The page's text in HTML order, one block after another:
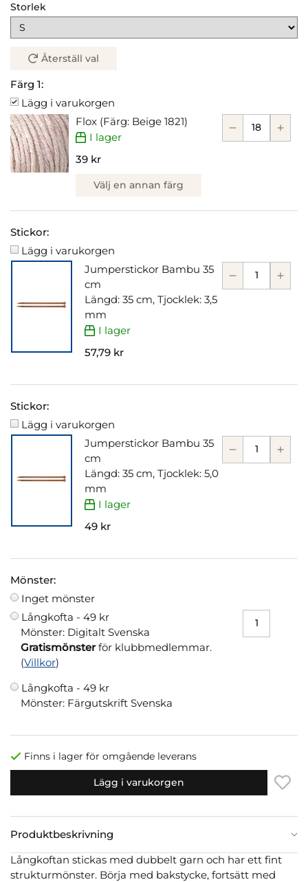
Storlek
Återställ val
Färg 1:
Lägg i varukorgen
Flox (Färg: Beige 1821)
I lager
39 kr
Välj en annan färg
Stickor:
Lägg i varukorgen
Jumperstickor Bambu 35
cm
Längd: 35 cm, Tjocklek: 3,5
mm
I lager
57,79 kr
Stickor:
Lägg i varukorgen
Jumperstickor Bambu 35
cm
Längd: 35 cm, Tjocklek: 5,0
mm
I lager
49 kr
Mönster:
Inget mönster
Långkofta - 49 kr
Mönster: Digitalt Svenska
Gratismönsterför klubbmedlemmar.
(Villkor)
Långkofta - 49 kr
Mönster: Färgutskrift Svenska
Finns i lager för omgående leverans
Lägg i varukorgen
Produktbeskrivning
Långkoftan stickas med dubbelt garn och har ett fint
strukturmönster. Börja med bakstycke, fortsätt med